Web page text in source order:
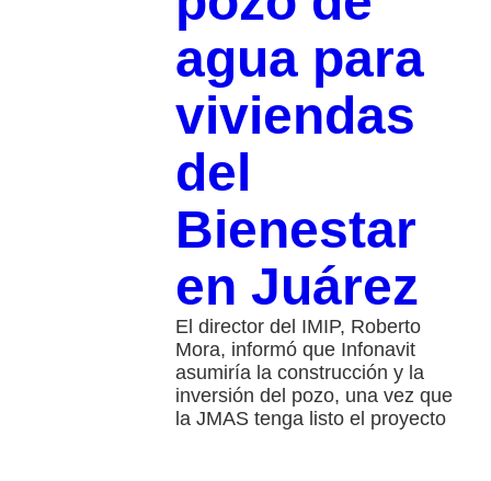
agua para
viviendas
del
Bienestar
en Juárez
El director del IMIP, Roberto
Mora, informó que Infonavit
asumiría la construcción y la
inversión del pozo, una vez que
la JMAS tenga listo el proyecto